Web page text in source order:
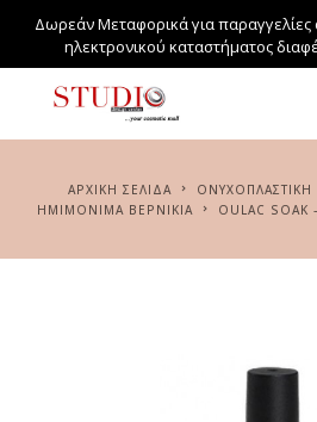
Δωρεάν Μεταφορικά για παραγγελίες
ηλεκτρονικού καταστήματος
ΑΡΧΙΚΉ ΣΕΛΊΔΑ ΟΝΥΧΟΠΛΑΣΤΙΚΗ
ΗΜΙΜΌΝΙΜΑ ΒΕΡΝΊΚΙΑ
OULAC